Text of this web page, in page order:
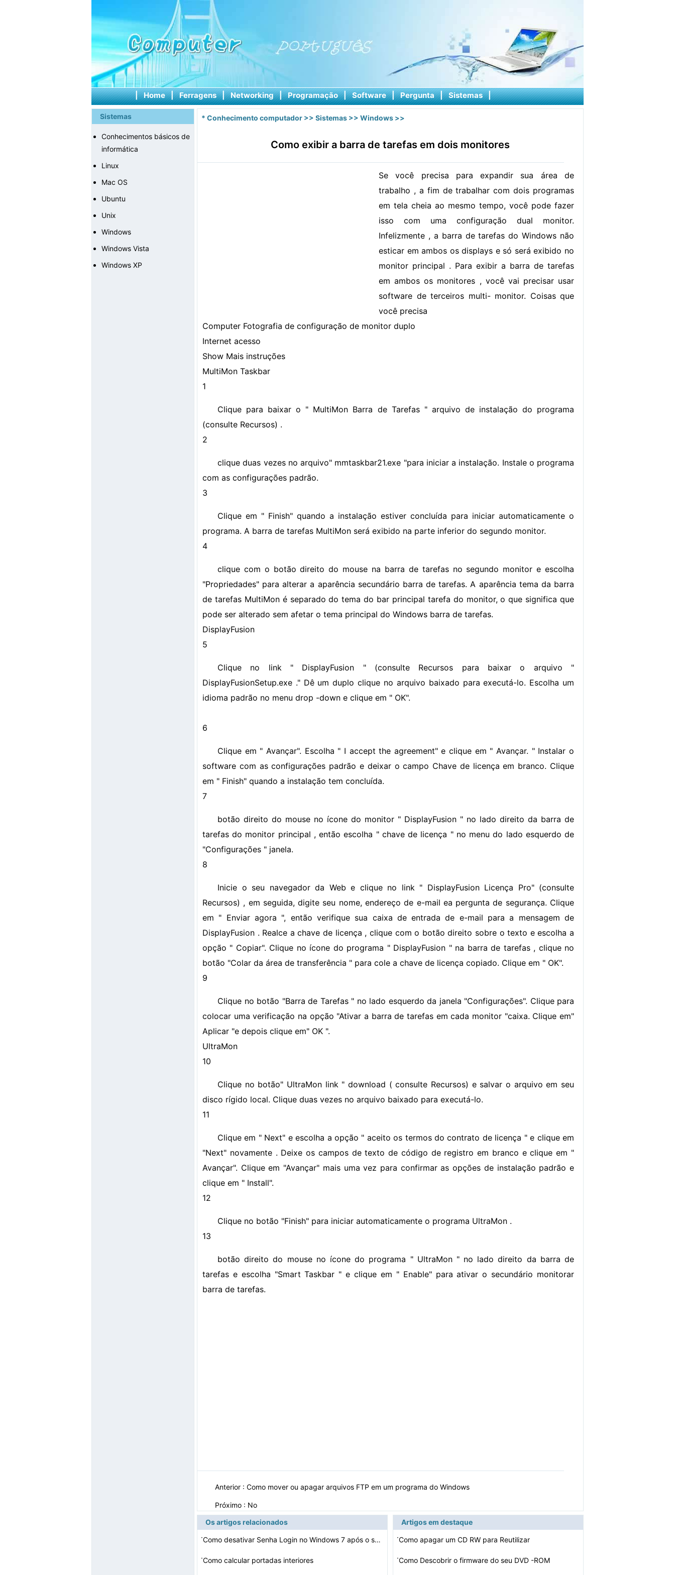
| Home | Ferragens | Networking | Programação | Software | Pergunta | Sistemas |
Sistemas
Conhecimentos básicos de
informática
Linux
Mac OS
Ubuntu
Unix
Windows
Windows Vista
Windows XP
* Conhecimento computador >> Sistemas >> Windows >>
Como exibir a barra de tarefas em dois monitores
Se você precisa para expandir sua área de
trabalho , a fim de trabalhar com dois programas
em tela cheia ao mesmo tempo, você pode fazer
isso com uma configuração dual monitor.
Infelizmente , a barra de tarefas do Windows não
esticar em ambos os displays e só será exibido no
monitor principal . Para exibir a barra de tarefas
em ambos os monitores , você vai precisar usar
software de terceiros multi- monitor. Coisas que
você precisa
Computer Fotografia de configuração de monitor duplo
Internet acesso
Show Mais instruções
MultiMon Taskbar
1
Clique para baixar o " MultiMon Barra de Tarefas " arquivo de instalação do programa
(consulte Recursos) .
2
clique duas vezes no arquivo" mmtaskbar21.exe "para iniciar a instalação. Instale o programa
com as configurações padrão.
3
Clique em " Finish" quando a instalação estiver concluída para iniciar automaticamente o
programa. A barra de tarefas MultiMon será exibido na parte inferior do segundo monitor.
4
clique com o botão direito do mouse na barra de tarefas no segundo monitor e escolha
"Propriedades" para alterar a aparência secundário barra de tarefas. A aparência tema da barra
de tarefas MultiMon é separado do tema do bar principal tarefa do monitor, o que significa que
pode ser alterado sem afetar o tema principal do Windows barra de tarefas.
DisplayFusion
5
Clique no link " DisplayFusion " (consulte Recursos para baixar o arquivo "
DisplayFusionSetup.exe ." Dê um duplo clique no arquivo baixado para executá-lo. Escolha um
idioma padrão no menu drop -down e clique em " OK".
6
Clique em " Avançar". Escolha " I accept the agreement" e clique em " Avançar. " Instalar o
software com as configurações padrão e deixar o campo Chave de licença em branco. Clique
em " Finish" quando a instalação tem concluída.
7
botão direito do mouse no ícone do monitor " DisplayFusion " no lado direito da barra de
tarefas do monitor principal , então escolha " chave de licença " no menu do lado esquerdo de
"Configurações " janela.
8
Inicie o seu navegador da Web e clique no link " DisplayFusion Licença Pro" (consulte
Recursos) , em seguida, digite seu nome, endereço de e-mail ea pergunta de segurança. Clique
em " Enviar agora ", então verifique sua caixa de entrada de e-mail para a mensagem de
DisplayFusion . Realce a chave de licença , clique com o botão direito sobre o texto e escolha a
opção " Copiar". Clique no ícone do programa " DisplayFusion " na barra de tarefas , clique no
botão "Colar da área de transferência " para cole a chave de licença copiado. Clique em " OK".
9
Clique no botão "Barra de Tarefas " no lado esquerdo da janela "Configurações". Clique para
colocar uma verificação na opção "Ativar a barra de tarefas em cada monitor "caixa. Clique em"
Aplicar "e depois clique em" OK ".
UltraMon
10
Clique no botão" UltraMon link " download ( consulte Recursos) e salvar o arquivo em seu
disco rígido local. Clique duas vezes no arquivo baixado para executá-lo.
11
Clique em " Next" e escolha a opção " aceito os termos do contrato de licença " e clique em
"Next" novamente . Deixe os campos de texto de código de registro em branco e clique em "
Avançar". Clique em "Avançar" mais uma vez para confirmar as opções de instalação padrão e
clique em " Install".
12
Clique no botão "Finish" para iniciar automaticamente o programa UltraMon .
13
botão direito do mouse no ícone do programa " UltraMon " no lado direito da barra de
tarefas e escolha "Smart Taskbar " e clique em " Enable" para ativar o secundário monitorar
barra de tarefas.
Anterior : Como mover ou apagar arquivos FTP em um programa do Windows
Próximo : No
Os artigos relacionados
·
Como desativar Senha Login no Windows 7 após o sono
·Como calcular portadas interiores
Artigos em destaque
·Como apagar um CD RW para Reutilizar
·Como Descobrir o firmware do seu DVD -ROM